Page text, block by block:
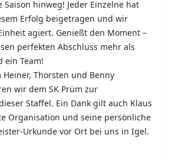
Saison hinweg! Jeder Einzelne hat
Erfolg beigetragen und wir
agiert. Genießt den Moment –
perfekten Abschluss mehr als
ein Team!
Heiner, Thorsten und Benny
wir dem SK Prüm zur
Staffel. Ein Dank gilt auch Klaus
Organisation und seine persönliche
Urkunde vor Ort bei uns in Igel.